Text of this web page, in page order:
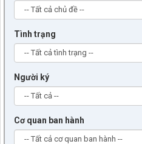
Tình trạng
Người ký
Cơ quan ban hành